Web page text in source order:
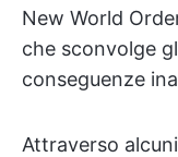
New World
che sconvolge
conseguenze
Attraverso